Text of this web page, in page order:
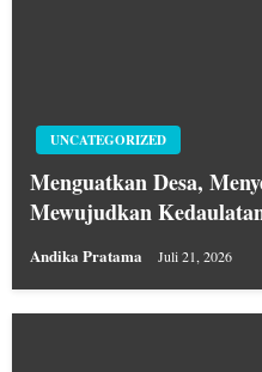
UNCATEGORIZED
Menguatkan Desa,
Mewujudkan
Andika Pratama Juli 21, 2026